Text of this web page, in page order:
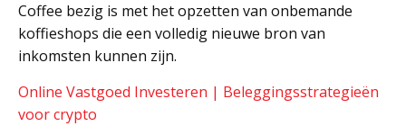
Coffee bezig is met het opzetten van onbemande
koffieshops die een volledig nieuwe bron van
inkomsten kunnen zijn.
Online Vastgoed Investeren | Beleggingsstrategieën
voor crypto